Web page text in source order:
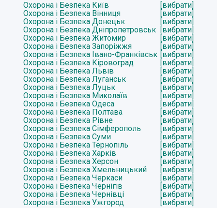
Охорона і Безпека Київ
[вибрати]
Охорона і Безпека Вінниця
[вибрати]
Охорона і Безпека Донецьк
[вибрати]
Охорона і Безпека Дніпропетровськ
[вибрати]
Охорона і Безпека Житомир
[вибрати]
Охорона і Безпека Запоріжжя
[вибрати]
Охорона і Безпека Івано-Франківськ [вибрати]
Охорона і Безпека Кіровоград
[вибрати]
Охорона і Безпека Львів
[вибрати]
Охорона і Безпека Луганськ
[вибрати]
Охорона і Безпека Луцьк
[вибрати]
Охорона і Безпека Миколаїв
[вибрати]
Охорона і Безпека Одеса
[вибрати]
Охорона і Безпека Полтава
[вибрати]
Охорона і Безпека Рівне
[вибрати]
Охорона і Безпека Сімферополь
[вибрати]
Охорона і Безпека Суми
[вибрати]
Охорона і Безпека Тернопіль
[вибрати]
Охорона і Безпека Харків
[вибрати]
Охорона і Безпека Херсон
[вибрати]
Охорона і Безпека Хмельницький
[вибрати]
Охорона і Безпека Черкаси
[вибрати]
Охорона і Безпека Чернігів
[вибрати]
Охорона і Безпека Чернівці
[вибрати]
Охорона і Безпека Ужгород
[вибрати]